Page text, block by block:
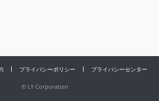
プライバシーポリシー プライバシーセンター
© LY Corporation